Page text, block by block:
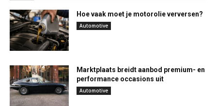
Hoe vaak moet je motorolie verversen?
Automotive
Marktplaats breidt aanbod premium- en
performance occasions uit
Automotive